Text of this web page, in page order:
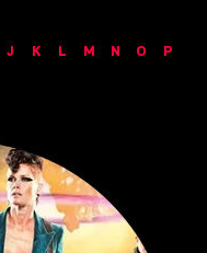
J K L M N O
P